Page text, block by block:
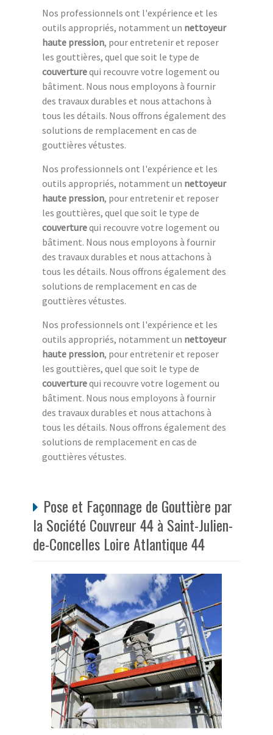
Nos professionnels ont l'expérience et les
outils appropriés, notamment un nettoyeur
haute pression, pour entretenir et reposer
les gouttières, quel que soit le type de
couverturequi recouvre votre logement ou
bâtiment. Nous nous employons à fournir
des travaux durables et nous attachons à
tous les détails. Nous offrons également des
solutions de remplacement en cas de
gouttières vétustes.
Nos professionnels ont l'expérience et les
outils appropriés, notamment un nettoyeur
haute pression, pour entretenir et reposer
les gouttières, quel que soit le type de
couverturequi recouvre votre logement ou
bâtiment. Nous nous employons à fournir
des travaux durables et nous attachons à
tous les détails. Nous offrons également des
solutions de remplacement en cas de
gouttières vétustes.
Nos professionnels ont l'expérience et les
outils appropriés, notamment un nettoyeur
haute pression, pour entretenir et reposer
les gouttières, quel que soit le type de
couverturequi recouvre votre logement ou
bâtiment. Nous nous employons à fournir
des travaux durables et nous attachons à
tous les détails. Nous offrons également des
solutions de remplacement en cas de
gouttières vétustes.
Pose et Façonnage de Gouttière par
la Société Couvreur 44 à Saint-Julien-
de-Concelles Loire Atlantique 44